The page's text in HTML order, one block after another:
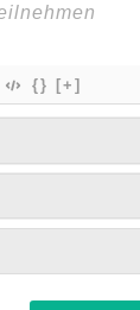
{} [+]